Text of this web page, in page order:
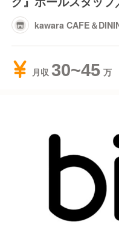
kawara CAFE＆
月収 30~45